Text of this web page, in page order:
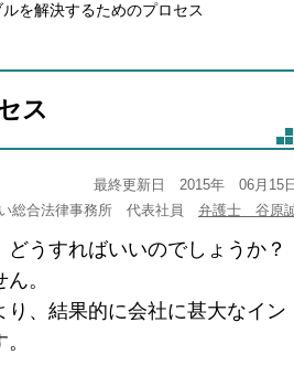
を解決するためのプロセス
ス
最終更新日 2015年 06月15日
総合法律事務所 代表社員 弁護士 谷原
うすればいいのでしょうか？
。
、結果的に会社に甚大なイン